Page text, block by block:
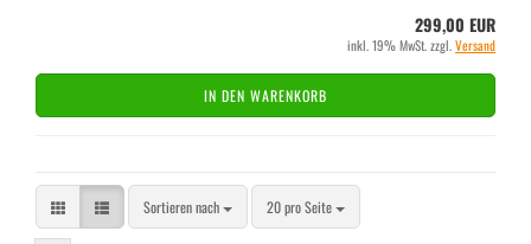
299,00 EUR
inkl. 19% MwSt. zzgl.Versand
IN DEN WARENKORB
Sortieren nach
Sortieren nach 20 pro Seite
pro Seite